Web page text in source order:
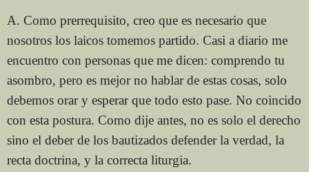
A. Como prerrequisito, creo que es necesario que
nosotros los laicos tomemos partido. Casi a diario me
encuentro con personas que me dicen: comprendo tu
asombro, pero es mejor no hablar de estas cosas, solo
debemos orar y esperar que todo esto pase. No coincido
con esta postura. Como dije antes, no es solo el derecho
sino el deber de los bautizados defender la verdad, la
recta doctrina, y la correcta liturgia.